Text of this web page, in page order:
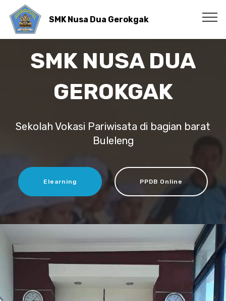
SMK Nusa Dua Gerokgak
SMK NUSA DUA
GEROKGAK
Sekolah Vokasi Pariwisata di bagian barat
Buleleng
Elearning PPDB Online